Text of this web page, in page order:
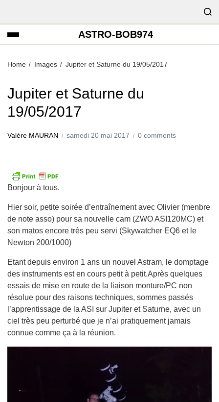
ASTRO-BOB974
Home Images Jupiter et Saturne du 19/05/2017
Jupiter et Saturne du
19/05/2017
Valère MAURAN samedi 20 mai 2017 0 comments
Bonjour à tous.
Hier soir, petite soirée d’entraînement avec Olivier (menbre
de note asso) pour sa nouvelle cam (ZWO ASI120MC) et
son matos encore très peu servi (Skywatcher EQ6 et le
Newton 200/1000)
Etant depuis environ 1 ans un nouvel Astram, le domptage
des instruments est en cours petit à petit.Après quelques
essais de mise en route de la liaison monture/PC non
résolue pour des raisons techniques, sommes passés
l’apprentissage de la ASI sur Jupiter et Saturne, avec un
ciel très peu perturbé que je n’ai pratiquement jamais
connue comme ça à la réunion.